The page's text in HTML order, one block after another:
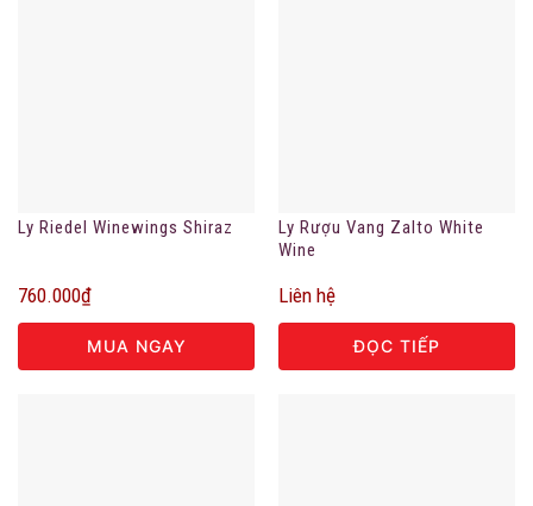
Ly Riedel Winewings Shiraz
760.000₫
MUA NGAY
Ly Rượu Vang Zalto White
Wine
Liên hệ
ĐỌC TIẾP